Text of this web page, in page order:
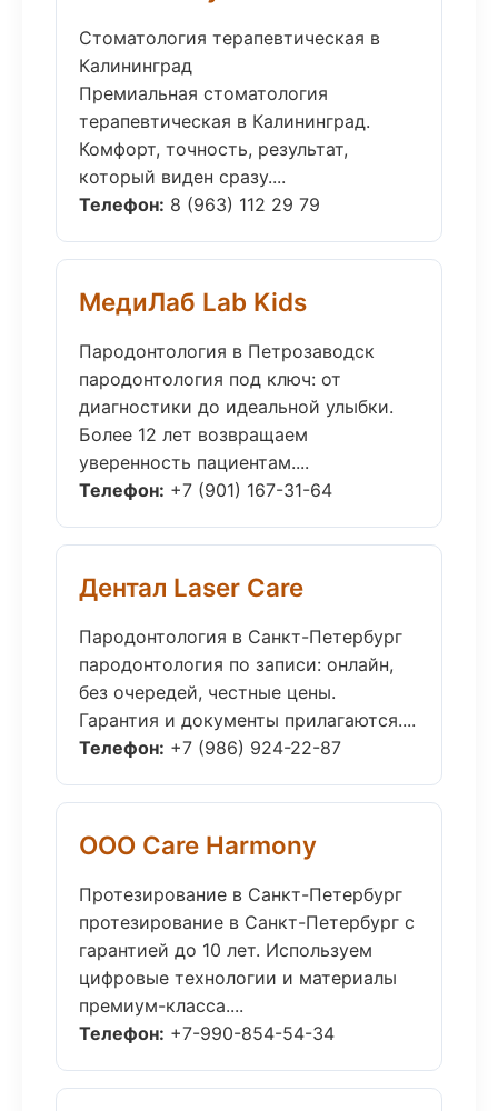
Стоматология терапевтическая в
Калининград
Премиальная стоматология
терапевтическая в Калининград.
Комфорт, точность, результат,
который виден сразу....
Телефон: 8 (963) 112 29 79
МедиЛаб Lab Kids
Пародонтология в Петрозаводск
пародонтология под ключ: от
диагностики до идеальной улыбки.
Более 12 лет возвращаем
уверенность пациентам....
Телефон: +7 (901) 167-31-64
Дентал Laser Care
Пародонтология в Санкт-Петербург
пародонтология по записи: онлайн,
без очередей, честные цены.
Гарантия и документы прилагаются....
Телефон: +7 (986) 924-22-87
ООО Care Harmony
Протезирование в Санкт-Петербург
протезирование в Санкт-Петербург с
гарантией до 10 лет. Используем
цифровые технологии и материалы
премиум-класса....
Телефон: +7-990-854-54-34